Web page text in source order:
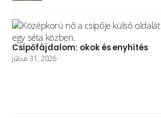
Csípőfájdalom: okok és enyhítés
július 31, 2026